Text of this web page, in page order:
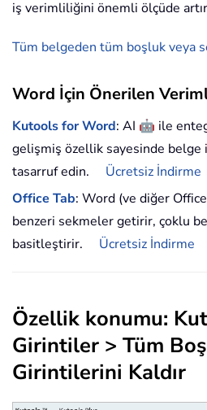
iş verimliliğini önemli ölçüde
Tüm belgeden tüm boşluk veya
Word İçin Önerilen
Kutools for Word: AI 🤖 ile
gelişmiş özellik sayesinde
tasarruf edin.
Ücretsiz İndirme
Office Tab: Word (ve diğer Office
benzeri sekmeler getirir, çoklu
basitleştirir.
Ücretsiz İndirme
Özellik konumu:
Girintiler > Tüm
Girintilerini Kaldır